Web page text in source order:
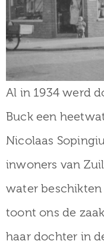
Collectie
Al in 1934 werd
Buck een
Nicolaas
inwoners van
water beschikten
toont ons de
haar dochter in